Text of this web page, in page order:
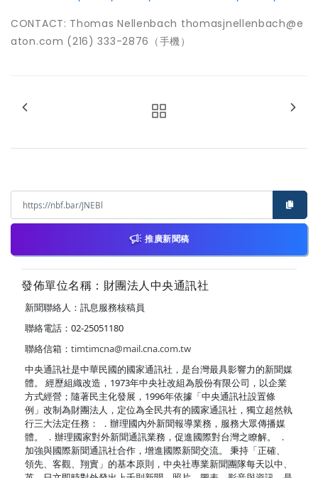
CONTACT: Thomas Nellenbach thomasjnellenbach@e
aton.com (216) 333-2876（手機）
推廣新聞稿
發佈單位名稱：財團法人中央通訊社
新聞聯絡人：訊息服務核稿員
聯絡電話：02-25051180
聯絡信箱： timtimcna@mail.cna.com.tw
中央通訊社是中華民國的國家通訊社，是台灣最具影響力的新聞媒
體。 經歷組織改造，1973年中央社改組為股份有限公司，以企業
方式經營；隨著民主化發展，1996年依據「中央通訊社設置條
例」改制為財團法人，定位為全民共有的國家通訊社，獨立超然執
行三大法定任務： ．辦理國內外新聞報導業務，服務大眾傳播媒
體。 ．辦理國家對外新聞通訊業務，促進國際對台灣之瞭解。 ．
加強與國際新聞通訊社合作，增進國際新聞交流。 秉持「正確、
領先、客觀、翔實」的基本原則，中央社專業新聞團隊每天以中、